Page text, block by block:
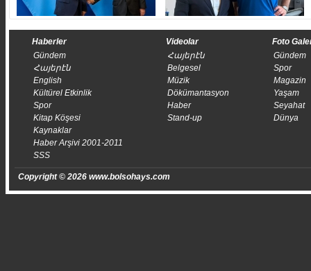
Haberler
Gündem
Հայերէն
English
Kültürel Etkinlik
Spor
Kitap Köşesi
Kaynaklar
Haber Arşivi 2001-2011
SSS
Videolar
Հայերէն
Belgesel
Müzik
Dökümantasyon
Haber
Stand-up
Foto
Gündem
Spor
Magazin
Yaşam
Seyahat
Dünya
Copyright © 2026 www.bolsohays.com